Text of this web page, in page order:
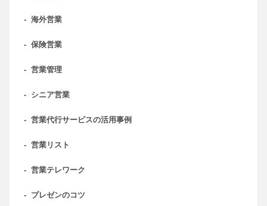
- 海外営業
- 保険営業
- 営業管理
- シニア営業
- 営業代行サービスの活用事例
- 営業リスト
- 営業テレワーク
- プレゼンのコツ